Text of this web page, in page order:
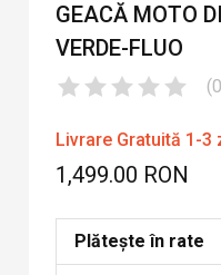
GEACĂ MOTO
VERDE-FLUO
(0
Livrare Gratuită 1-
1,499.00 RON
Plătește în rate